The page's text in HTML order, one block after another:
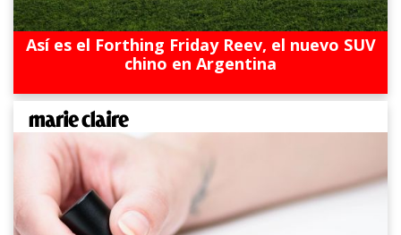
Así es el Forthing Friday Reev, el nuevo SUV
chino en Argentina